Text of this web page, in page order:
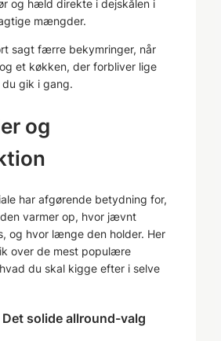
og hæld direkte i dejskålen i
mængder.
sagt færre bekymringer, når
et køkken, der forbliver lige
gik i gang.
og
har afgørende betydning for,
varmer op, hvor jævnt
og hvor længe den holder. Her
over de mest populære
du skal kigge efter i selve
solide allround-valg